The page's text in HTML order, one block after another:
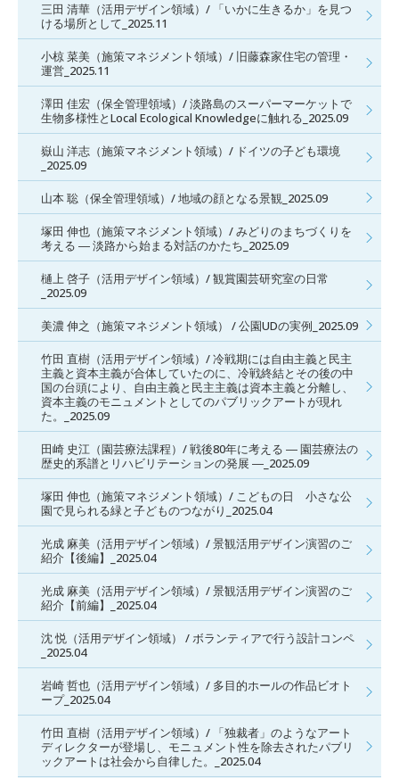
三田 清華（活用デザイン領域）/ 「いかに生きるか」を見つ
ける場所として_2025.11
小椋 菜美（施策マネジメント領域）/ 旧藤森家住宅の管理・
運営_2025.11
澤田 佳宏（保全管理領域）/ 淡路島のスーパーマーケットで
生物多様性とLocal Ecological Knowledgeに触れる_2025.09
嶽山 洋志（施策マネジメント領域）/ ドイツの子ども環境
_2025.09
山本 聡（保全管理領域）/ 地域の顔となる景観_2025.09
塚田 伸也（施策マネジメント領域）/ みどりのまちづくりを
考える ― 淡路から始まる対話のかたち_2025.09
樋上 啓子（活用デザイン領域）/ 観賞園芸研究室の日常
_2025.09
美濃 伸之（施策マネジメント領域） / 公園UDの実例_2025.09
竹田 直樹（活用デザイン領域）/ 冷戦期には自由主義と民主
主義と資本主義が合体していたのに、冷戦終結とその後の中
国の台頭により、自由主義と民主主義は資本主義と分離し、
資本主義のモニュメントとしてのパブリックアートが現れ
た。_2025.09
田崎 史江（園芸療法課程）/ 戦後80年に考える ― 園芸療法の
歴史的系譜とリハビリテーションの発展 ―_2025.09
塚田 伸也（施策マネジメント領域）/ こどもの日 小さな公
園で見られる緑と子どものつながり_2025.04
光成 麻美（活用デザイン領域）/ 景観活用デザイン演習のご
紹介【後編】_2025.04
光成 麻美（活用デザイン領域）/ 景観活用デザイン演習のご
紹介【前編】_2025.04
沈 悦（活用デザイン領域） / ボランティアで行う設計コンペ
_2025.04
岩崎 哲也（活用デザイン領域）/ 多目的ホールの作品ビオト
ープ_2025.04
竹田 直樹（活用デザイン領域）/ 「独裁者」のようなアート
ディレクターが登場し、モニュメント性を除去されたパブリ
ックアートは社会から自律した。_2025.04